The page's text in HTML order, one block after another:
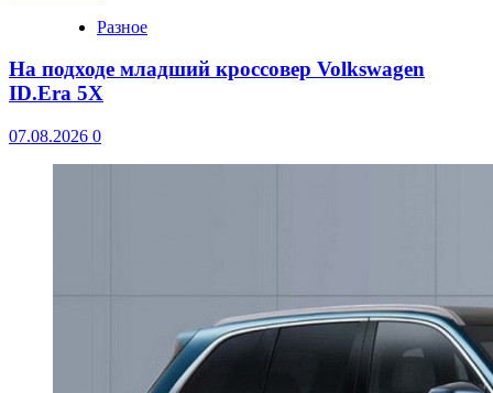
Разное
На подходе младший кроссовер Volkswagen
ID.Era 5X
07.08.2026 0